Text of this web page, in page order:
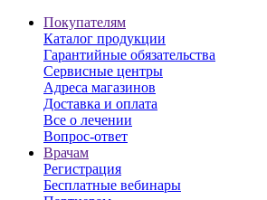
Покупателям
Каталог продукции
Гарантийные обязательства
Сервисные центры
Адреса магазинов
Доставка и оплата
Все о лечении
Вопрос-ответ
Врачам
Регистрация
Бесплатные вебинары